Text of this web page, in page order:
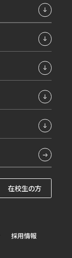
在校生の方
採用情報